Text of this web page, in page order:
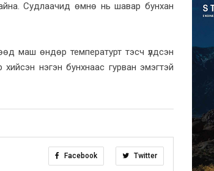
Судлаачид өмнө нь шавар бунхан
маш өндөр температурт тэсч үлдсэн
нэгэн бунхнаас гурван эмэгтэй
Facebook Twitter